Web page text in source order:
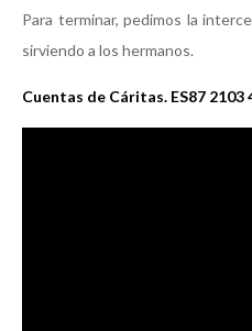
Para terminar, pedimos la
sirviendo a los hermanos.
Cuentas de Cáritas. ES87 2103